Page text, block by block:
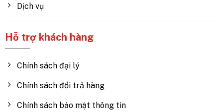
Dịch vụ
Hỗ trợ khách hàng
Chính sách đại lý
Chính sách đổi trả hàng
Chính sách bảo mật thông tin